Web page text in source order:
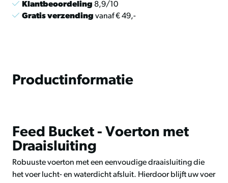
Klantbeoordeling 8,9/10
Gratis verzending vanaf € 49,-
Productinformatie
Feed Bucket - Voerton met
Draaisluiting
Robuuste voerton met een eenvoudige draaisluiting die
het voer lucht- en waterdicht afsluit. Hierdoor blijft uw voer